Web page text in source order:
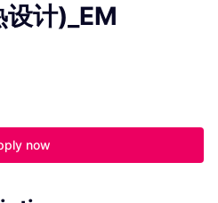
计)_EM
now